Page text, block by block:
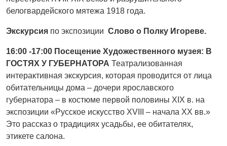
белогвардейского мятежа 1918 года.
Экскурсия по экспозиции Слово о Полку Игореве.
16:00 -17:00 Посещение Художественного музея: В
ГОСТЯХ У ГУБЕРНАТОРА Театрализованная
интерактивная экскурсия, которая проводится от лица
обитательницы дома – дочери ярославского
губернатора – в костюме первой половины XIX в. на
экспозиции «Русское искусство XVIII – начала XX вв.»
Это рассказ о традициях усадьбы, ее обитателях,
этикете салона.